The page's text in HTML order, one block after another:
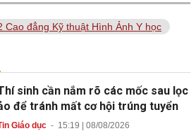
Cao đẳng Kỹ thuật Hình Ảnh Y học
sinh cần nắm rõ các mốc sau lọc
để tránh mất cơ hội trúng tuyển
Giáo dục- 15:19 | 08/08/2026